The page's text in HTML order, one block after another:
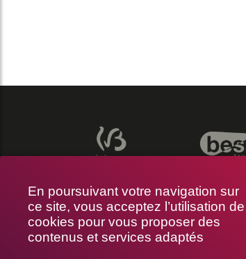
En poursuivant votre navigation sur
ce site, vous acceptez l’utilisation de
cookies pour vous proposer des
contenus et services adaptés